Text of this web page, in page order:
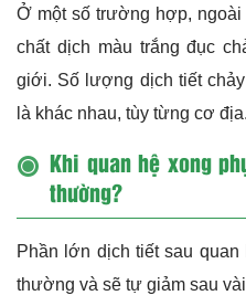
Ở một số trường hợp,
chất dịch màu trắng đục
giới. Số lượng dịch tiết
là khác nhau, tùy từng cơ địa.
Khi quan hệ xong
thường?
Phần lớn dịch tiết sau
thường và sẽ tự giảm sau